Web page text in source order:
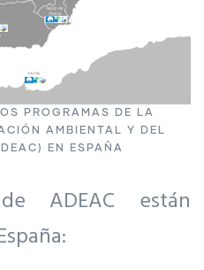
PROGRAMAS DE LA
AMBIENTAL Y DEL
EN ESPAÑA
ADEAC están